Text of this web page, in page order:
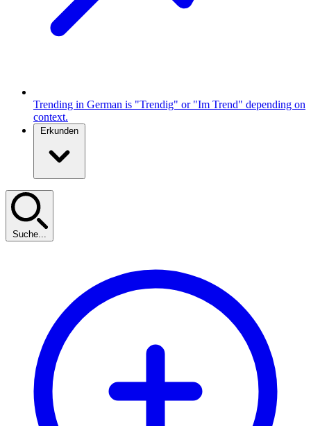
Trending in German is "Trendig" or "Im Trend" depending on
context.
Erkunden
Suche...